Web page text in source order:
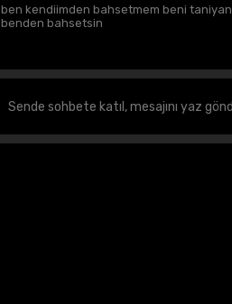
ben kendiimden bahsetmem beni taniyan
benden bahsetsin